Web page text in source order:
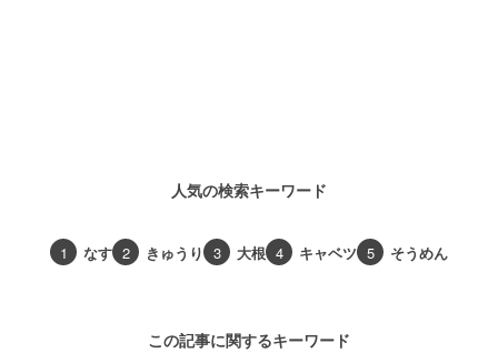
人気の検索キーワード
1 なす 2 きゅうり 3 大根 4 キャベツ 5 そうめん
この記事に関するキーワード